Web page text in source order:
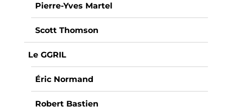
Pierre-Yves Martel
Scott Thomson
Le GGRIL
Éric Normand
Robert Bastien